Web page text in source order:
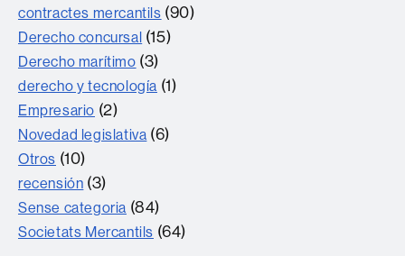
contractes mercantils (90)
Derecho concursal (15)
Derecho marítimo (3)
derecho y tecnología (1)
Empresario (2)
Novedad legislativa (6)
Otros (10)
recensión (3)
Sense categoria (84)
Societats Mercantils (64)